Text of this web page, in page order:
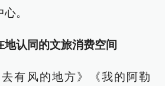
。
认同的文旅消费空间
有风的地方》《我的阿勒